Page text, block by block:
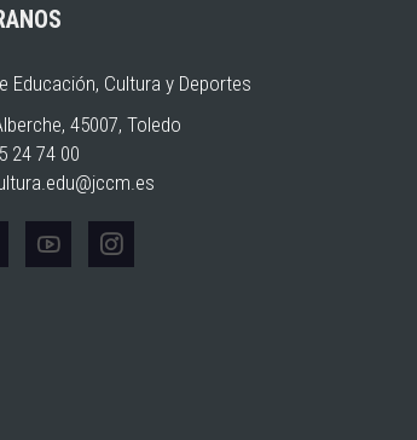
Educación, Cultura y Deportes
45007, Toledo
24 74 00